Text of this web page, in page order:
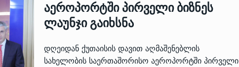
აეროპორტში პირველი ბიზნეს
ლაუნჯი გაიხსნა
დღეიდან ქუთაისის დავით აღმაშენებლის
სახელობის საერთაშორისო აეროპორტში პირველი
შუა
2022
13
მარაგი დღეისათვის გვაქვს
საკმარისზე მეტი, თუმცა…
13/05/2022